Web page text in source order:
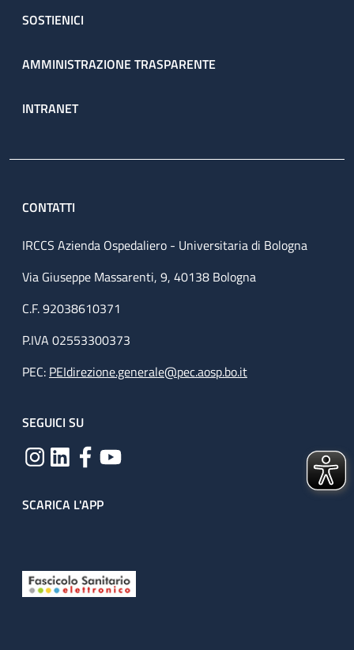
SOSTIENICI
AMMINISTRAZIONE TRASPARENTE
INTRANET
CONTATTI
IRCCS Azienda Ospedaliero - Universitaria di Bologna
Via Giuseppe Massarenti, 9, 40138 Bologna
C.F. 92038610371
P.IVA 02553300373
PEC: PEIdirezione.generale@pec.aosp.bo.it
SEGUICI SU
SCARICA L'APP